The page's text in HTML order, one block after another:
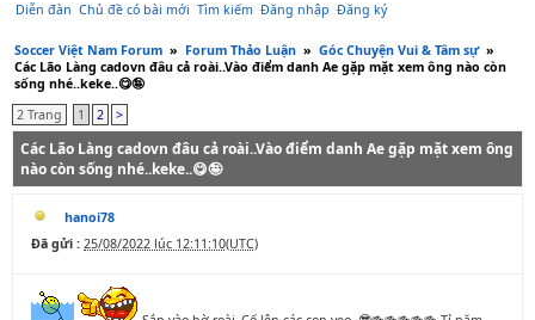
Diễn đàn Chủ đề có bài mới Tìm kiếm Đăng nhập Đăng ký
Soccer Việt Nam Forum » Forum Thảo Luận » Góc Chuyện Vui & Tâm sự »
Các Lão Làng cadovn đâu cả roài..Vào điểm danh Ae gặp mặt xem ông nào còn
sống nhé..keke..😋🤪
2 Trang
1 2 >
Các Lão Làng cadovn đâu cả roài..Vào điểm danh Ae gặp mặt xem ông
nào còn sống nhé..keke..😋🤪
hanoi78
Đã gửi : 25/08/2022 lúc 12:11:10(UTC)